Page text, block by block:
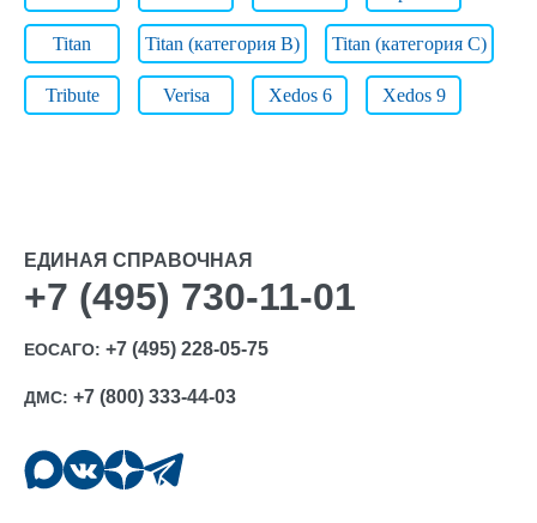
Titan Titan (категория B) Titan (категория C)
Tribute Verisa Xedos 6 Xedos 9
ЕДИНАЯ СПРАВОЧНАЯ
+7 (495) 730-11-01
ЕОСАГО: +7 (495) 228-05-75
ДМС: +7 (800) 333-44-03